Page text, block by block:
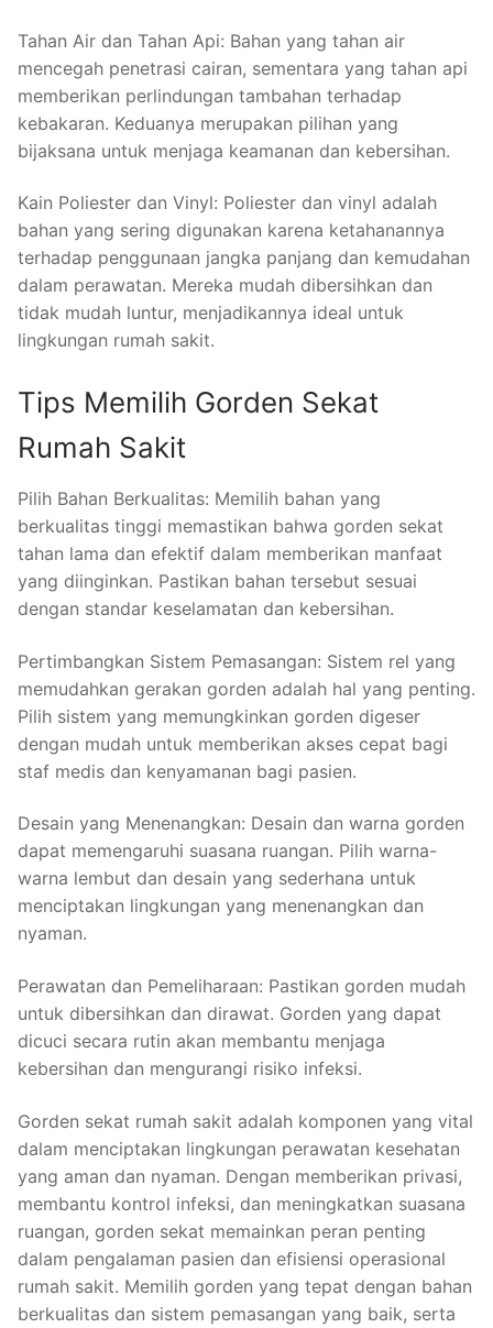
Tahan Air dan Tahan Api: Bahan yang tahan air
mencegah penetrasi cairan, sementara yang tahan api
memberikan perlindungan tambahan terhadap
kebakaran. Keduanya merupakan pilihan yang
bijaksana untuk menjaga keamanan dan kebersihan.
Kain Poliester dan Vinyl: Poliester dan vinyl adalah
bahan yang sering digunakan karena ketahanannya
terhadap penggunaan jangka panjang dan kemudahan
dalam perawatan. Mereka mudah dibersihkan dan
tidak mudah luntur, menjadikannya ideal untuk
lingkungan rumah sakit.
Tips Memilih Gorden Sekat
Rumah Sakit
Pilih Bahan Berkualitas: Memilih bahan yang
berkualitas tinggi memastikan bahwa gorden sekat
tahan lama dan efektif dalam memberikan manfaat
yang diinginkan. Pastikan bahan tersebut sesuai
dengan standar keselamatan dan kebersihan.
Pertimbangkan Sistem Pemasangan: Sistem rel yang
memudahkan gerakan gorden adalah hal yang penting.
Pilih sistem yang memungkinkan gorden digeser
dengan mudah untuk memberikan akses cepat bagi
staf medis dan kenyamanan bagi pasien.
Desain yang Menenangkan: Desain dan warna gorden
dapat memengaruhi suasana ruangan. Pilih warna-
warna lembut dan desain yang sederhana untuk
menciptakan lingkungan yang menenangkan dan
nyaman.
Perawatan dan Pemeliharaan: Pastikan gorden mudah
untuk dibersihkan dan dirawat. Gorden yang dapat
dicuci secara rutin akan membantu menjaga
kebersihan dan mengurangi risiko infeksi.
Gorden sekat rumah sakit adalah komponen yang vital
dalam menciptakan lingkungan perawatan kesehatan
yang aman dan nyaman. Dengan memberikan privasi,
membantu kontrol infeksi, dan meningkatkan suasana
ruangan, gorden sekat memainkan peran penting
dalam pengalaman pasien dan efisiensi operasional
rumah sakit. Memilih gorden yang tepat dengan bahan
berkualitas dan sistem pemasangan yang baik, serta